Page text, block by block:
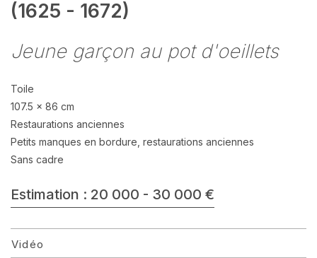
(1625 - 1672)
Jeune garçon au pot d'oeillets
Toile
107.5 x 86 cm
Restaurations anciennes
Petits manques en bordure, restaurations anciennes
Sans cadre
Estimation : 20 000 - 30 000 €
Vidéo